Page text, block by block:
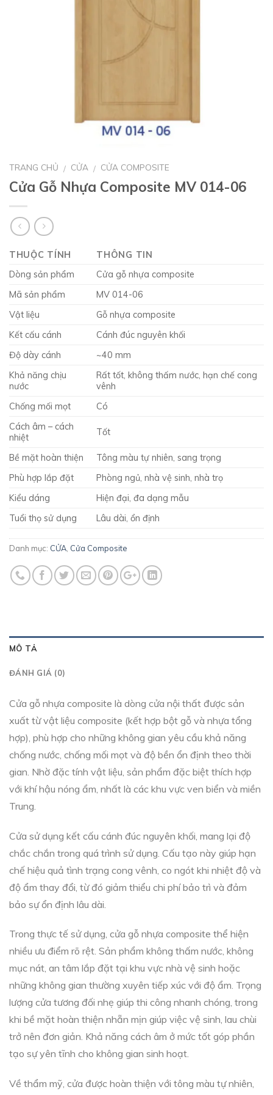
TRANG CHỦ / CỬA / CỬA COMPOSITE
Cửa Gỗ Nhựa Composite MV 014-06
THUỘC TÍNH
THÔNG TIN
Dòng sản phẩm
Cửa gỗ nhựa composite
Mã sản phẩm
MV 014-06
Vật liệu
Gỗ nhựa composite
Kết cấu cánh
Cánh đúc nguyên khối
Độ dày cánh
~40 mm
Khả năng chịu
nước
Rất tốt, không thấm nước, hạn chế cong
vênh
Chống mối mọt
Có
Cách âm – cách
nhiệt
Tốt
Bề mặt hoàn thiện
Tông màu tự nhiên, sang trọng
Phù hợp lắp đặt
Phòng ngủ, nhà vệ sinh, nhà trọ
Kiểu dáng
Hiện đại, đa dạng mẫu
Tuổi thọ sử dụng
Lâu dài, ổn định
Danh mục: CỬA Cửa Composite
MÔ TẢ
ĐÁNH GIÁ (0)
Cửa gỗ nhựa composite là dòng cửa nội thất được sản
xuất từ vật liệu composite (kết hợp bột gỗ và nhựa tổng
hợp), phù hợp cho những không gian yêu cầu khả năng
chống nước, chống mối mọt và độ bền ổn định theo thời
gian. Nhờ đặc tính vật liệu, sản phẩm đặc biệt thích hợp
với khí hậu nóng ẩm, nhất là các khu vực ven biển và miền
Trung.
Cửa sử dụng kết cấu cánh đúc nguyên khối, mang lại độ
chắc chắn trong quá trình sử dụng. Cấu tạo này giúp hạn
chế hiệu quả tình trạng cong vênh, co ngót khi nhiệt độ và
độ ẩm thay đổi, từ đó giảm thiểu chi phí bảo trì và đảm
bảo sự ổn định lâu dài.
Trong thực tế sử dụng, cửa gỗ nhựa composite thể hiện
nhiều ưu điểm rõ rệt. Sản phẩm không thấm nước, không
mục nát, an tâm lắp đặt tại khu vực nhà vệ sinh hoặc
những không gian thường xuyên tiếp xúc với độ ẩm. Trọng
lượng cửa tương đối nhẹ giúp thi công nhanh chóng, trong
khi bề mặt hoàn thiện nhẵn mịn giúp việc vệ sinh, lau chùi
trở nên đơn giản. Khả năng cách âm ở mức tốt góp phần
tạo sự yên tĩnh cho không gian sinh hoạt.
Về thẩm mỹ, cửa được hoàn thiện với tông màu tự nhiên,